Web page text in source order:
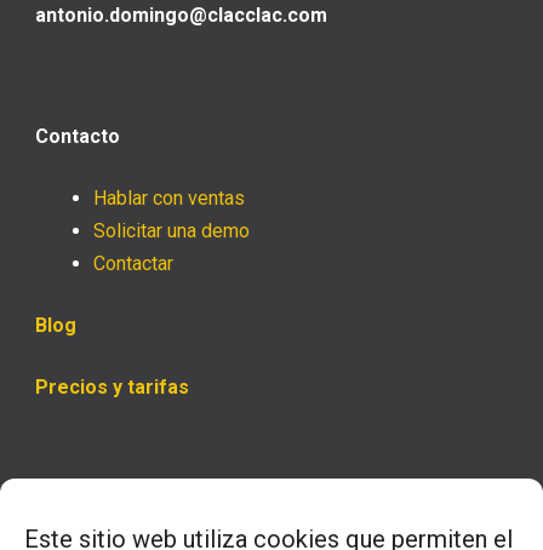
Este sitio web utiliza cookies que permiten el
antonio.domingo@clacclac.com
Contacto
Hablar con ventas
Solicitar una demo
Contactar
Blog
Precios y tarifas